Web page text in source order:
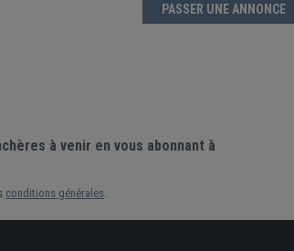
PASSER UNE ANNONCE
à venir en vous abonnant à
conditions générales